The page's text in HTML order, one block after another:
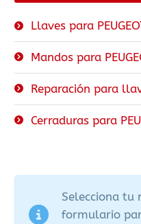
Llaves para
Mandos para
Reparación para
Cerraduras para
Selecciona tu
formulario